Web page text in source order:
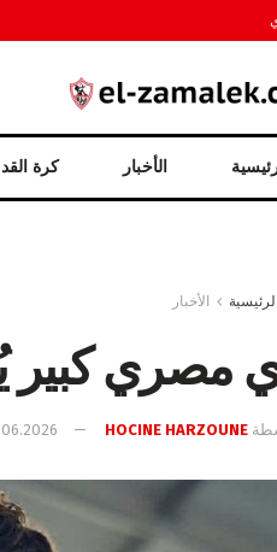
الأخبار كرة
الأخبار
مصري
HOCINE HARZOUNE